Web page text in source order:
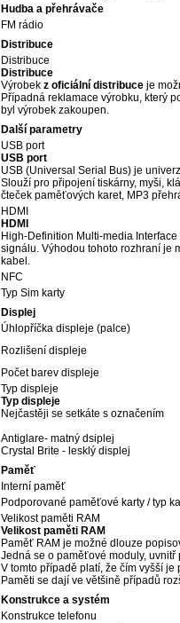
Hudba a přehrávače
FM rádio
Distribuce
Distribuce
Distribuce
Výrobek z oficiální distribuce je
Případná reklamace výrobku, který
byl výrobek zakoupen.
Další parametry
USB port
USB port
USB (Universal Serial Bus) je
Slouží pro připojení tiskárny, myši,
čteček paměťových karet, MP3
HDMI
HDMI
High-Definition Multi-media
signálu. Výhodou tohoto rozhraní je
kabel.
NFC
Typ Sim karty
Displej
Úhlopříčka displeje (palce)
Rozlišení displeje
Počet barev displeje
Typ displeje
Typ displeje
Nejčastěji se setkáte s označením
Antiglare- matný dsiplej
Crystal Brite - lesklý displej
Paměť
Interní paměť
Podporované paměťové karty / typ
Velikost paměti RAM
Velikost paměti RAM
Paměť RAM je možné dlouze
Jedná se o paměťové moduly,
V tomto případě platí, že čím vyšší
Paměti se dají ve většině případů
Konstrukce a systém
Konstrukce telefonu